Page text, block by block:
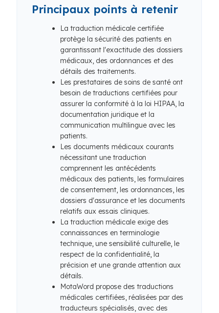
Principaux points à retenir
La traduction médicale certifiée
protège la sécurité des patients en
garantissant l'exactitude des dossiers
médicaux, des ordonnances et des
détails des traitements.
Les prestataires de soins de santé ont
besoin de traductions certifiées pour
assurer la conformité à la loi HIPAA, la
documentation juridique et la
communication multilingue avec les
patients.
Les documents médicaux courants
nécessitant une traduction
comprennent les antécédents
médicaux des patients, les formulaires
de consentement, les ordonnances, les
dossiers d'assurance et les documents
relatifs aux essais cliniques.
La traduction médicale exige des
connaissances en terminologie
technique, une sensibilité culturelle, le
respect de la confidentialité, la
précision et une grande attention aux
détails.
MotaWord propose des traductions
médicales certifiées, réalisées par des
traducteurs spécialisés, avec des